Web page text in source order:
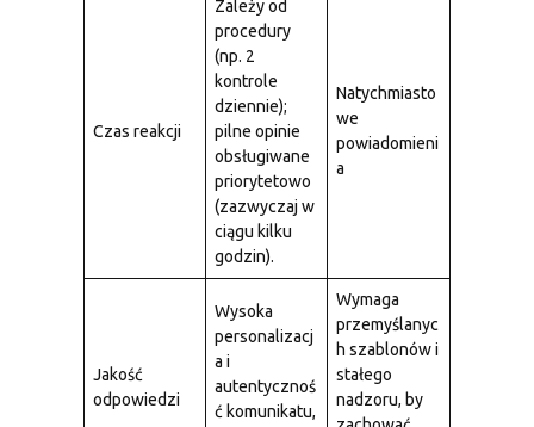
Czas reakcji
Zależy od
procedury
(np. 2
kontrole
dziennie);
pilne opinie
obsługiwane
priorytetowo
(zazwyczaj w
ciągu kilku
godzin).
Natychmiasto
we
powiadomieni
a
Jakość
odpowiedzi
Wysoka
personalizacj
a i
autentycznoś
ć komunikatu,
Wymaga
przemyślanyc
h szablonów i
stałego
nadzoru, by